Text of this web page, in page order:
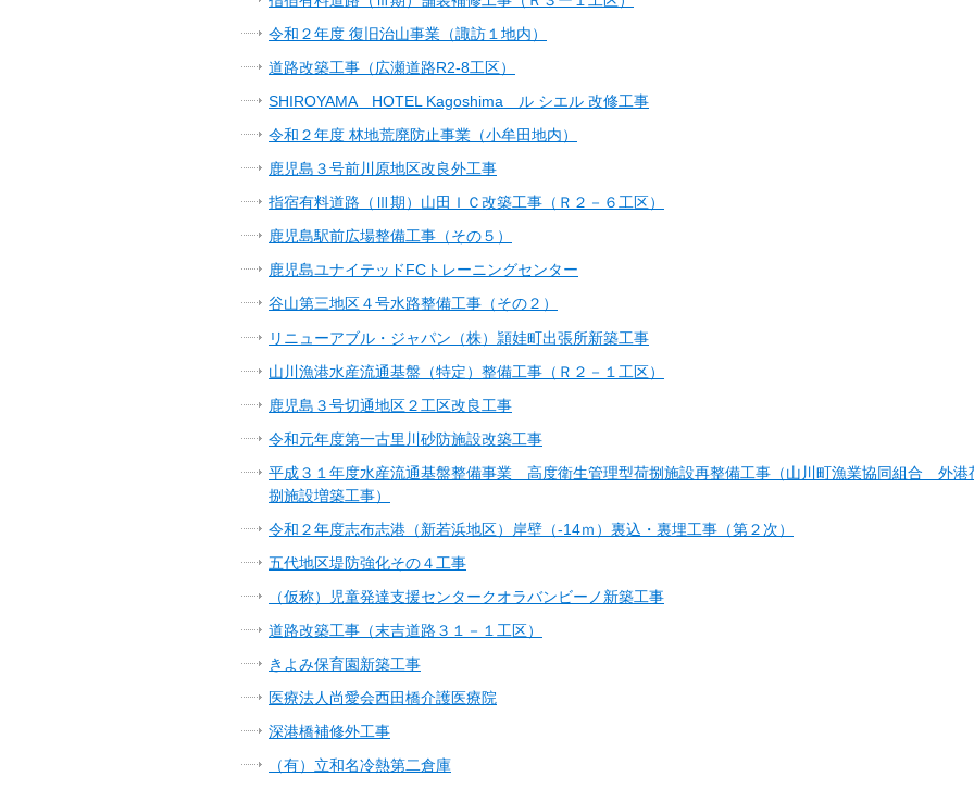
令和２年度 復旧治山事業（諏訪１地内）
道路改築工事（広瀬道路R2-8工区）
SHIROYAMA HOTEL Kagoshima ル シエル 改修工事
令和２年度 林地荒廃防止事業（小牟田地内）
鹿児島３号前川原地区改良外工事
指宿有料道路（Ⅲ期）山田ＩＣ改築工事（Ｒ２－６工区）
鹿児島駅前広場整備工事（その５）
鹿児島ユナイテッドFCトレーニングセンター
谷山第三地区４号水路整備工事（その２）
リニューアブル・ジャパン（株）頴娃町出張所新築工事
山川漁港水産流通基盤（特定）整備工事（Ｒ２－１工区）
鹿児島３号切通地区２工区改良工事
令和元年度第一古里川砂防施設改築工事
平成３１年度水産流通基盤整備事業 高度衛生管理型荷捌施設再整備工事（山川町漁業協同組合 外港
捌施設増築工事）
令和２年度志布志港（新若浜地区）岸壁（-14ｍ）裏込・裏埋工事（第２次）
五代地区堤防強化その４工事
（仮称）児童発達支援センタークオラバンビーノ新築工事
道路改築工事（末吉道路３１－１工区）
きよみ保育園新築工事
医療法人尚愛会西田橋介護医療院
深港橋補修外工事
（有）立和名冷熱第二倉庫